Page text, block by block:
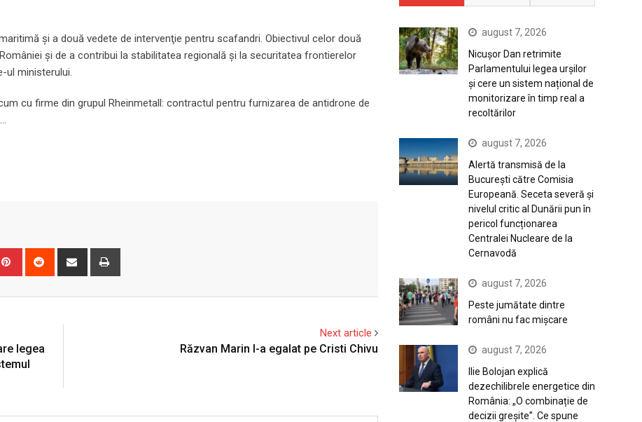
şi a două vedete de intervenţie pentru scafandri. Obiectivul celor două
şi de a contribui la stabilitatea regională şi la secu­ritatea frontierelor
ul ministerului.
cu firme din grupul Rheinmetall: contractul pentru furnizarea de antidrone de
Pinterest Reddit
Share
legea
Next article
Răzvan Marin l-a egalat pe Cristi Chivu
august 7, 2026
Nicușor Dan retrimite
Parlamentului legea urșilor
și cere un sistem național de
monitorizare în timp real a
recoltărilor
august 7, 2026
Alertă transmisă de la
București către Comisia
Europeană. Seceta severă și
nivelul critic al Dunării pun în
pericol funcționarea
Centralei Nucleare de la
Cernavodă
august 7, 2026
Peste jumătate dintre
români nu fac mișcare
august 7, 2026
Ilie Bolojan explică
dezechilibrele energetice din
România: „O combinație de
decizii greșite”. Ce spune